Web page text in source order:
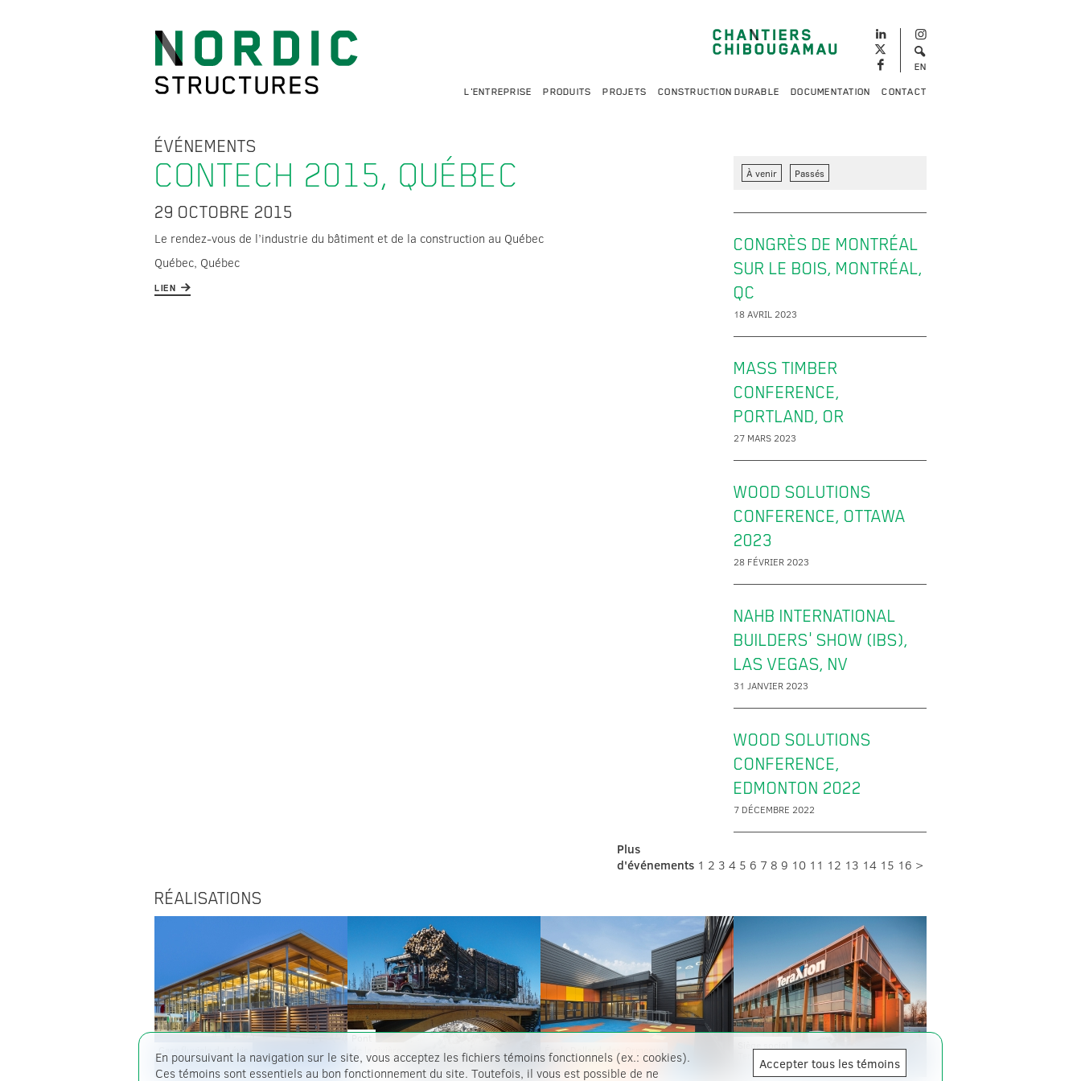
EN
L'ENTREPRISE PRODUITS PROJETS CONSTRUCTION DURABLE DOCUMENTATION CONTACT
ÉVÉNEMENTS
CONTECH 2015, QUÉBEC
29 OCTOBRE 2015
Le rendez-vous de l’industrie du bâtiment et de la construction au Québec
Québec, Québec
LIEN
À venir Passés
CONGRÈS DE MONTRÉAL
SUR LE BOIS, MONTRÉAL,
QC
18 AVRIL 2023
MASS TIMBER
CONFERENCE,
PORTLAND, OR
27 MARS 2023
WOOD SOLUTIONS
CONFERENCE, OTTAWA
2023
28 FÉVRIER 2023
NAHB INTERNATIONAL
BUILDERS' SHOW (IBS),
LAS VEGAS, NV
31 JANVIER 2023
WOOD SOLUTIONS
CONFERENCE,
EDMONTON 2022
7 DÉCEMBRE 2022
Plus
d'événements 1 2 3 4 5 6 7 8 9 10 11 12 13 14 15 16 >
RÉALISATIONS
Témiscamie
En poursuivant la navigation sur le site, vous acceptez les fichiers témoins fonctionnels (ex.: cookies).
Ces témoins sont essentiels au bon fonctionnement du site. Toutefois, il vous est possible de ne
Accepter tous les témoins